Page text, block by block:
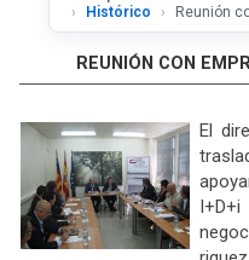
Histórico
Reunión
REUNIÓN CON
El